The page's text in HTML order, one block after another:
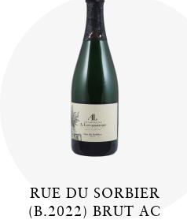
RUE DU SORBIER
(B.2022) BRUT AC